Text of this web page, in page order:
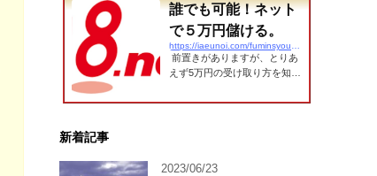
誰でも可能！ネット
で５万円儲ける。
前置きがありますが、とりあ
えず5万円の受け取り方を知り
み怪しい話ではありません。
めてもほとんどの人が1年以内
新着記事
2023/06/23